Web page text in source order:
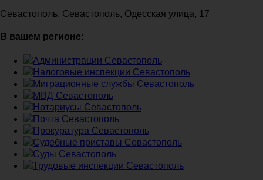
Севастополь, Севастополь, Одесская улица, 17
В вашем регионе:
Администрации Севастополь
Налоговые инспекции Севастополь
Миграционные службы Севастополь
МВД Севастополь
Нотариусы Севастополь
Почта Севастополь
Прокуратура Севастополь
Судебные приставы Севастополь
Суды Севастополь
Трудовые инспекции Севастополь